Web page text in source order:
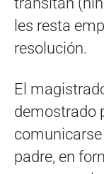
les resta
resolución.
El
demostrado
padre, en